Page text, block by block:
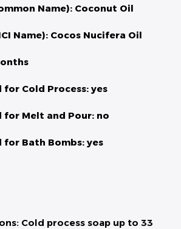
Name): Coconut Oil
Name): Cocos Nucifera Oil
for Cold Process: yes
for Melt and Pour: no
for Bath Bombs: yes
Cold process soap up to 33